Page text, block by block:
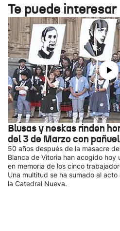
Te puede interesar
Blusas y neskas rinden
del 3 de Marzo con
50 años después de la masacre
Blanca de Vitoria han acogido
en memoria de los cinco
Una multitud se ha sumado al
la Catedral Nueva.